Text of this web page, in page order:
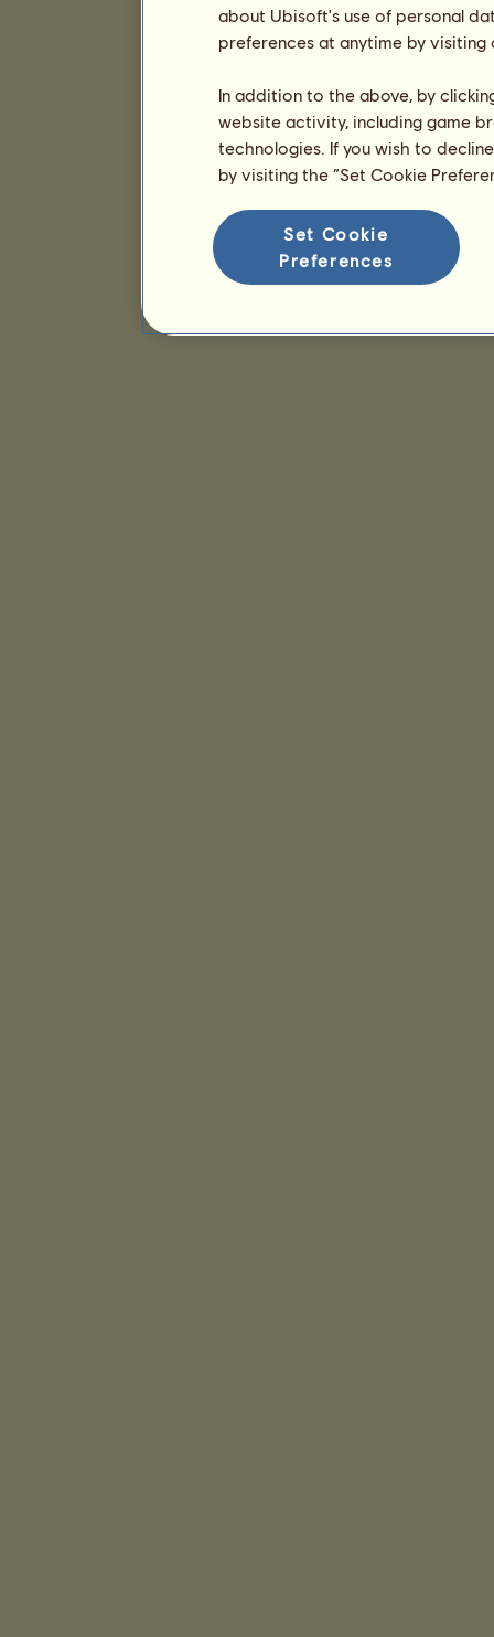
about Ubisoft's use of personal
preferences at anytime by
In addition to the above, by
website activity, including game
technologies. If you wish to
by visiting the “Set Cookie
Set Cookie
Preferences